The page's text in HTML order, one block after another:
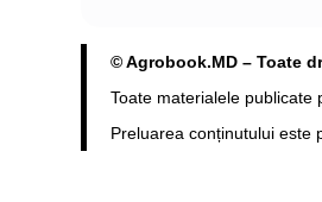
© Agrobook.MD – Toate
Toate materialele publicate
Preluarea conținutului este